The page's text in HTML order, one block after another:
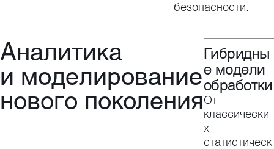
безопасности.
Аналитика
и моделирование
нового поколения
Гибридны
е модели
обработки
От
классически
х
статистическ